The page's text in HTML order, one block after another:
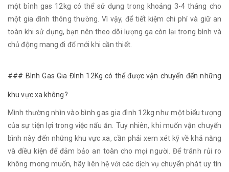
một bình gas 12kg có thể sử dụng trong khoảng 3-4 tháng cho
một gia đình thông thường. Vì vậy, để tiết kiệm chi phí và giữ an
toàn khi sử dụng, bạn nên theo dõi lượng ga còn lại trong bình và
chủ động mang đi đổ mới khi cần thiết.
### Bình Gas Gia Đình 12Kg có thể được vận chuyển đến những
khu vực xa không?
Mình thường nhìn vào bình gas gia đình 12kg như một biểu tượng
của sự tiện lợi trong việc nấu ăn. Tuy nhiên, khi muốn vận chuyển
bình này đến những khu vực xa, cần phải xem xét kỹ về khả năng
và điều kiện để đảm bảo an toàn cho mọi người. Để tránh rủi ro
không mong muốn, hãy liên hệ với các dịch vụ chuyển phát uy tín